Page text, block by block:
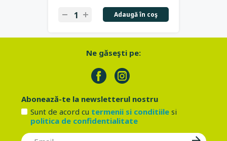
Adaugă în coş
Ne găseşti pe:
Abonează-te la newsletterul nostru
Sunt de acord cu termenii si conditiilesi
politica de confidentialitate